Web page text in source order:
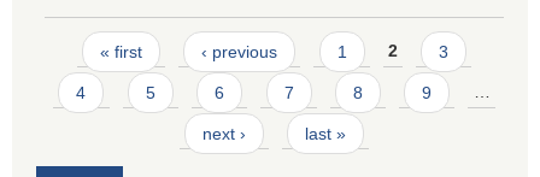
Pages
« first ‹ previous 1 2 3
4 5 6 7 8 9 …
next › last »